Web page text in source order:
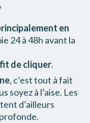
en
24 à 48h avant la
de cliquer.
soyez à l’aise. Les
d’ailleurs